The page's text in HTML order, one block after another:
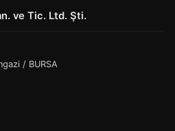
ve Tic. Ltd. Şti.
/ BURSA